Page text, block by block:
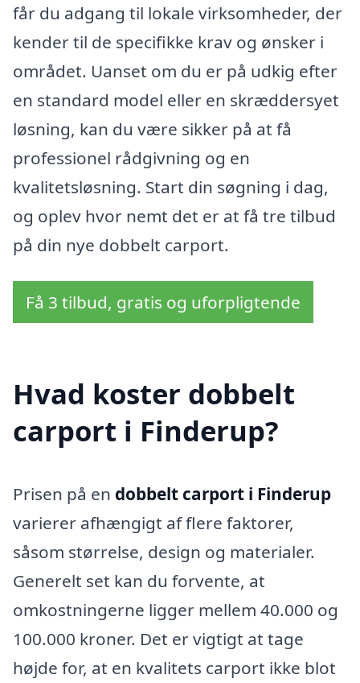
får du adgang til lokale virksomheder, der
kender til de specifikke krav og ønsker i
området. Uanset om du er på udkig efter
en standard model eller en skræddersyet
løsning, kan du være sikker på at få
professionel rådgivning og en
kvalitetsløsning. Start din søgning i dag,
og oplev hvor nemt det er at få tre tilbud
på din nye dobbelt carport.
Få 3 tilbud, gratis og uforpligtende
Hvad koster dobbelt
carport i Finderup?
Prisen på en dobbelt carport i Finderup
varierer afhængigt af flere faktorer,
såsom størrelse, design og materialer.
Generelt set kan du forvente, at
omkostningerne ligger mellem 40.000 og
100.000 kroner. Det er vigtigt at tage
højde for, at en kvalitets carport ikke blot